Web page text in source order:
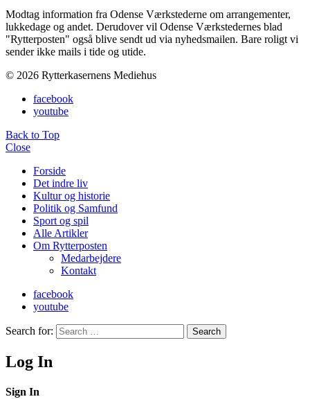
Modtag information fra Odense Værkstederne om arrangementer,
lukkedage og andet. Derudover vil Odense Værkstedernes blad
"Rytterposten" også blive sendt ud via nyhedsmailen. Bare roligt vi
sender ikke mails i tide og utide.
© 2026 Rytterkasernens Mediehus
facebook
youtube
Back to Top
Close
Forside
Det indre liv
Kultur og historie
Politik og Samfund
Sport og spil
Alle Artikler
Om Rytterposten
Medarbejdere
Kontakt
facebook
youtube
Search for: Search
Log In
Sign In